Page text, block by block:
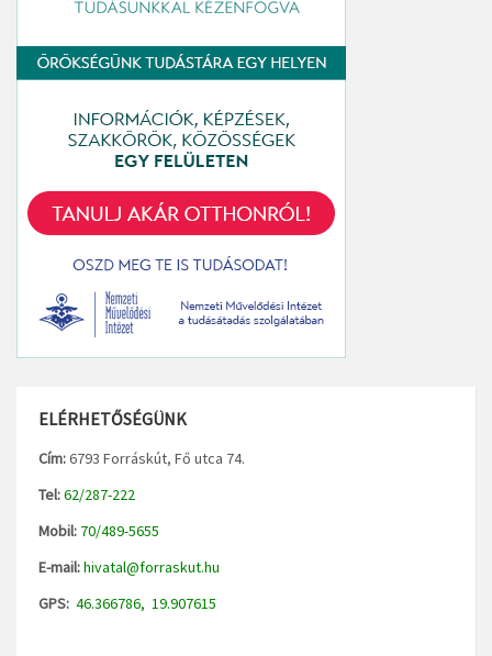
ELÉRHETŐSÉGÜNK
Cím:6793 Forráskút, Fő utca 74.
Tel:62/287-222
Mobil: 70/489-5655
E-mail:hivatal@forraskut.hu
GPS: 46.366786, 19.907615